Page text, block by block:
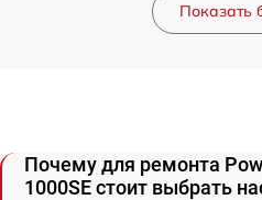
Показать
Почему для ремонта
1000SE стоит выбрать